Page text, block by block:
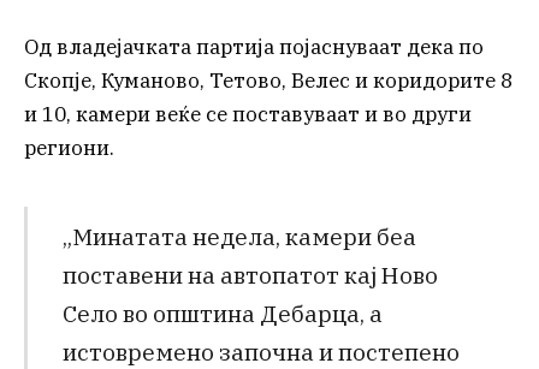
Од владејачката партија појаснуваат дека по
Скопје, Куманово, Тетово, Велес и коридорите 8
и 10, камери веќе се поставуваат и во други
региони.
„Минатата недела, камери беа
поставени на автопатот кај Ново
Село во општина Дебарца, а
истовремено започна и постепено